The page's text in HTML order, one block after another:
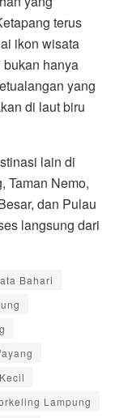
terus
ikon wisata
hanya
yang
di laut biru
lain di
Taman Nemo,
dan Pulau
langsung dari
Bahari
Lampung